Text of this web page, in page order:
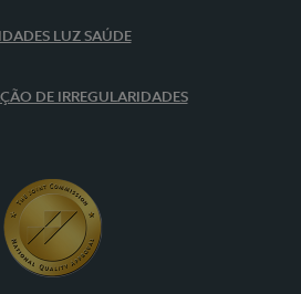
LUZ SAÚDE
DE IRREGULARIDADES